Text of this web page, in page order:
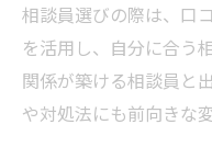
相談員選びの際は、口
を活用し、自分に合う
関係が築ける相談員と
や対処法にも前向きな